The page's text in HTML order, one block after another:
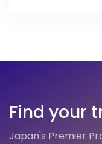
Find your
Japan's Premier